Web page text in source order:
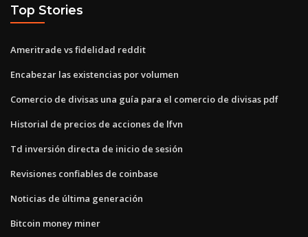
Top Stories
Ameritrade vs fidelidad reddit
Encabezar las existencias por volumen
Comercio de divisas una guía para el comercio de divisas pdf
Historial de precios de acciones de lfvn
Td inversión directa de inicio de sesión
Revisiones confiables de coinbase
Noticias de última generación
Bitcoin money miner